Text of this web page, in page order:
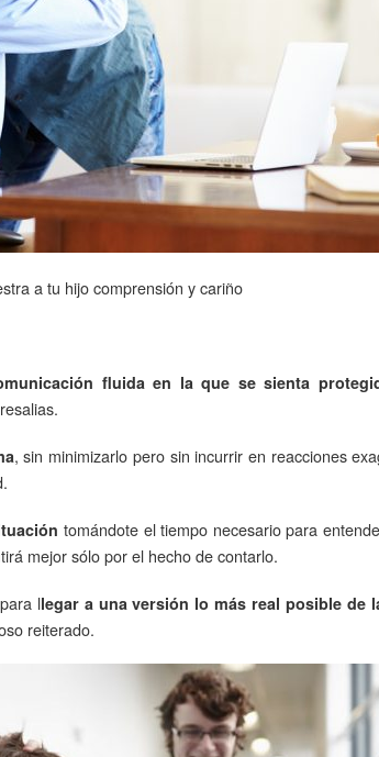
a tu hijo comprensión y cariño
fluida en la que se sienta
, sin minimizarlo pero sin incurrir en reacciones
tomándote el tiempo necesario para
mejor sólo por el hecho de contarlo.
llegar a una versión lo más real posible de
reiterado.